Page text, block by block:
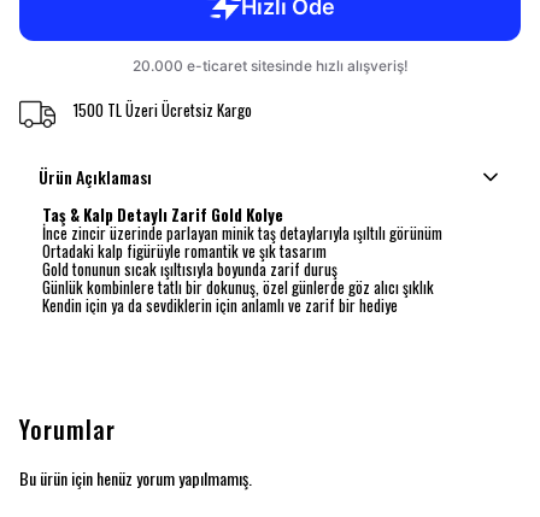
1500 TL Üzeri Ücretsiz Kargo
Ürün Açıklaması
Taş & Kalp Detaylı Zarif Gold Kolye
İnce zincir üzerinde parlayan minik taş detaylarıyla ışıltılı görünüm
Ortadaki kalp figürüyle romantik ve şık tasarım
Gold tonunun sıcak ışıltısıyla boyunda zarif duruş
Günlük kombinlere tatlı bir dokunuş, özel günlerde göz alıcı şıklık
Kendin için ya da sevdiklerin için anlamlı ve zarif bir hediye
Yorumlar
Bu ürün için henüz yorum yapılmamış.